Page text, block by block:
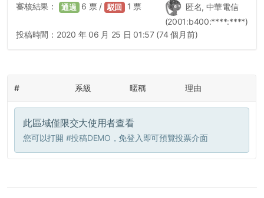
匿名, 中華電信
(2001:b400:****:****)
審核結果： 通過 6 票 / 駁回 1 票
投稿時間： 2020 年 06 月 25 日 01:57 (74 個月前)
# 系級 暱稱 理由
此區域僅限交大使用者查看
您可以打開 #投稿DEMO ，免登入即可預覽投票介面